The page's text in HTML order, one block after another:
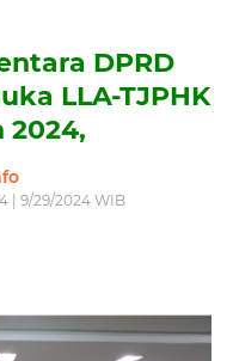
DPRD
LLA-TJPHK
2024,
| 9/29/2024 WIB